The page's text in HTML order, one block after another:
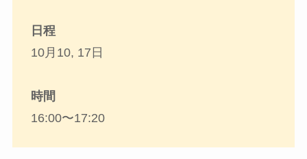
日程
10月10, 17日
時間
16:00〜17:20